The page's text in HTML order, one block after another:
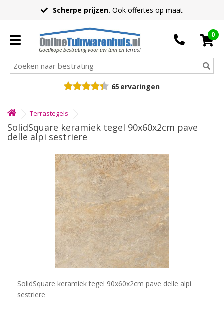
Scherpe prijzen. Ook offertes op maat
Goedkope bestrating voor uw tuin en terras!
0
65 ervaringen
Terrastegels
SolidSquare keramiek tegel 90x60x2cm pave
delle alpi sestriere
SolidSquare keramiek tegel 90x60x2cm pave delle alpi
sestriere